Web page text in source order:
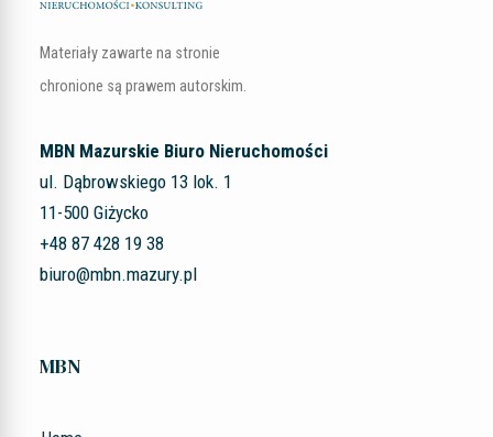
Materiały zawarte na stronie
chronione są prawem autorskim.
MBN Mazurskie Biuro Nieruchomości
ul. Dąbrowskiego 13 lok. 1
11-500 Giżycko
+48 87 428 19 38
biuro@mbn.mazury.pl
MBN